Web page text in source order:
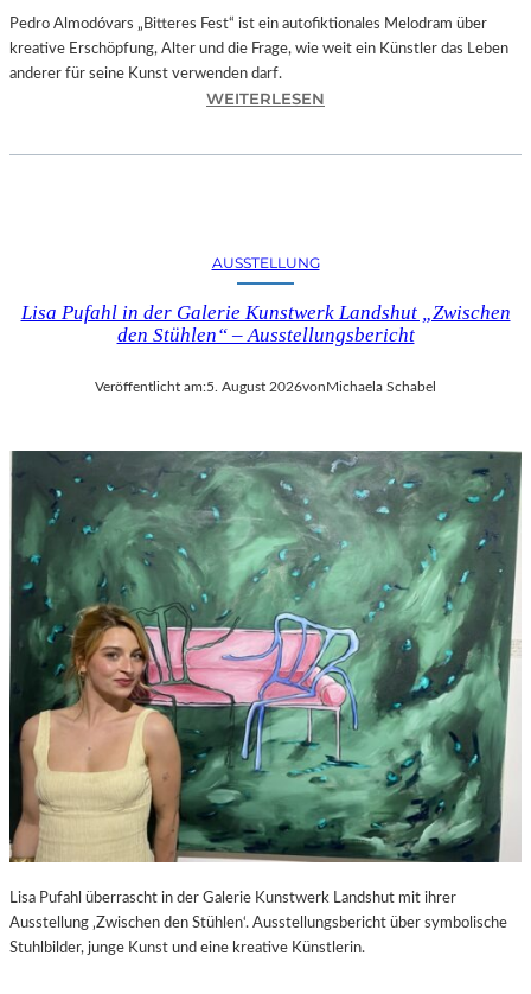
S
S
R
I
H
S
C
H
A
B
E
L
-
K
U
L
T
U
R
-
B
O
G
Pedro Almodóvars „Bitteres Fest“ ist ein autofiktionales Melodram über
kreative Erschöpfung, Alter und die Frage, wie weit ein Künstler das Leben
anderer für seine Kunst verwenden darf.
WEITERLESEN
S
F
S
–
F
I
L
M
K
R
I
T
I
K
Z
U
P
E
D
O
A
L
AUSSTELLUNG
Lisa Pufahl in der Galerie Kunstwerk Landshut „Zwischen
den Stühlen“ – Ausstellungsbericht
Veröffentlicht am:5. August 2026von Michaela Schabel
Lisa Pufahl überrascht in der Galerie Kunstwerk Landshut mit ihrer
Ausstellung ‚Zwischen den Stühlen‘. Ausstellungsbericht über symbolische
Stuhlbilder, junge Kunst und eine kreative Künstlerin.